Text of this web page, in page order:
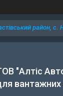
район, с.
"Алтіс
вантажних